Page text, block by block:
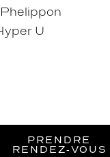
U
PRENDRE
RENDEZ‑VOUS